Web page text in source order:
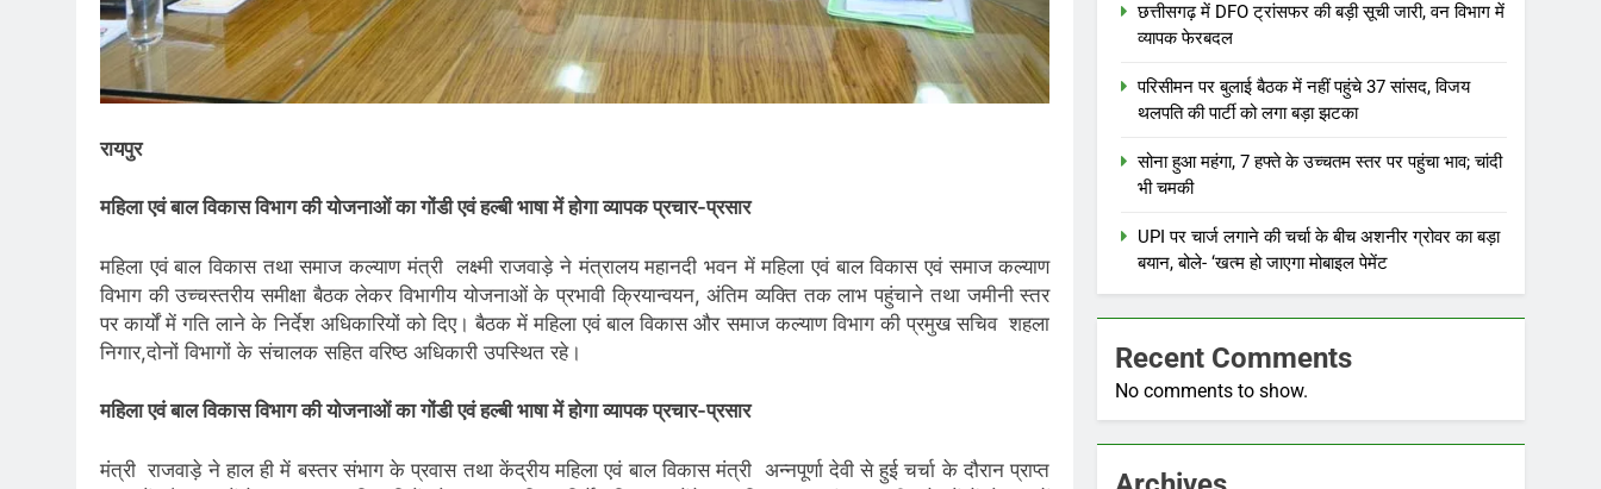
रायपुर
महिला एवं बाल विकास विभाग की योजनाओं का गोंडी एवं हल्बी भाषा में होगा व्यापक प्रचार-प्रसार
महिला एवं बाल विकास तथा समाज कल्याण मंत्री लक्ष्मी राजवाड़े ने मंत्रालय महानदी भवन में महिला एवं बाल विकास एवं समाज कल्याण
विभाग की उच्चस्तरीय समीक्षा बैठक लेकर विभागीय योजनाओं के प्रभावी क्रियान्वयन, अंतिम व्यक्ति तक लाभ पहुंचाने तथा जमीनी स्तर
पर कार्यों में गति लाने के निर्देश अधिकारियों को दिए। बैठक में महिला एवं बाल विकास और समाज कल्याण विभाग की प्रमुख सचिव शहला
निगार,दोनों विभागों के संचालक सहित वरिष्ठ अधिकारी उपस्थित रहे।
महिला एवं बाल विकास विभाग की योजनाओं का गोंडी एवं हल्बी भाषा में होगा व्यापक प्रचार-प्रसार
मंत्री राजवाड़े ने हाल ही में बस्तर संभाग के प्रवास तथा केंद्रीय महिला एवं बाल विकास मंत्री अन्नपूर्णा देवी से हुई चर्चा के दौरान प्राप्त
छत्तीसगढ़ में DFO ट्रांसफर की बड़ी सूची जारी, वन विभाग में
व्यापक फेरबदल
परिसीमन पर बुलाई बैठक में नहीं पहुंचे 37 सांसद, विजय
थलपति की पार्टी को लगा बड़ा झटका
सोना हुआ महंगा, 7 हफ्ते के उच्चतम स्तर पर पहुंचा भाव; चांदी
भी चमकी
UPI पर चार्ज लगाने की चर्चा के बीच अशनीर ग्रोवर का बड़ा
बयान, बोले- ‘खत्म हो जाएगा मोबाइल पेमेंट
Recent Comments
No comments to show.